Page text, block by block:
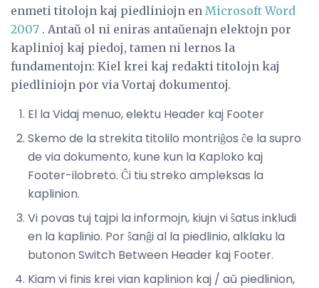
enmeti titolojn kaj piedliniojn en Microsoft Word
2007 . Antaŭ ol ni eniras antaŭenajn elektojn por
kaplinioj kaj piedoj, tamen ni lernos la
fundamentojn: Kiel krei kaj redakti titolojn kaj
piedliniojn por via Vortaj dokumentoj.
El la Vidaj menuo, elektu Header kaj Footer
Skemo de la strekita titolilo montriĝos ĉe la supro
de via dokumento, kune kun la Kaploko kaj
Footer-ilobreto. Ĉi tiu streko ampleksas la
kaplinion.
Vi povas tuj tajpi la informojn, kiujn vi ŝatus inkludi
en la kaplinio. Por ŝanĝi al la piedlinio, alklaku la
butonon Switch Between Header kaj Footer.
Kiam vi finis krei vian kaplinion kaj / aŭ piedlinion,